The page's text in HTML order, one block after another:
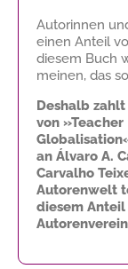
Autorinnen
einen Anteil
diesem Buch
meinen, das
Deshalb
von
an Álvaro A.
Carvalho
Autorenwelt
diesem